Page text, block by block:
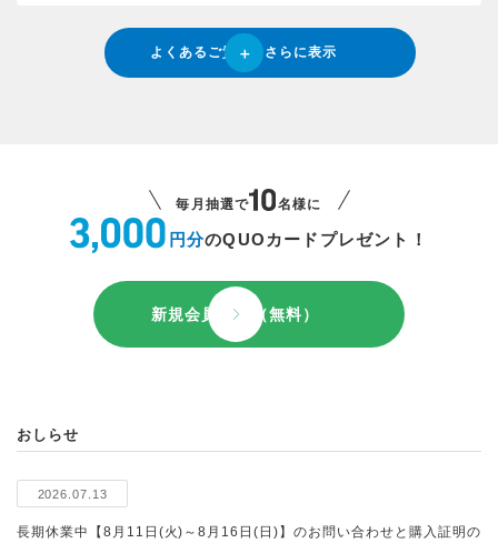
よくあるご質問をさらに表示
毎月抽選で 名様に
円分のQUOカードプレゼント！
新規会員登録（無料）
おしらせ
2026.07.13
長期休業中【8月11日(火)～8月16日(日)】のお問い合わせと購入証明の